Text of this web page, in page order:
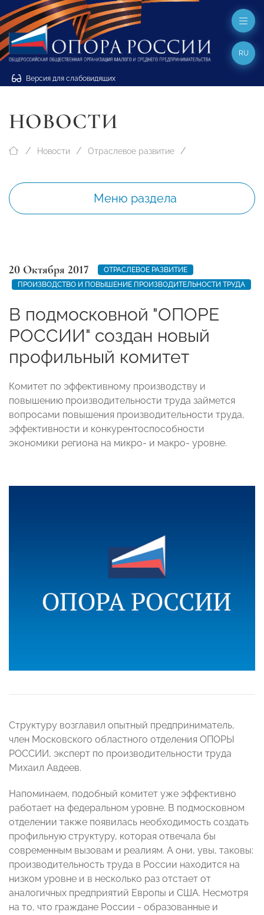
Версия для слабовидящих
RU
НОВОСТИ
Новости Отраслевое развитие
Меню раздела
20 Октября 2017
ОТРАСЛЕВОЕ РАЗВИТИЕ
ПРОИЗВОДСТВО И ПОВЫШЕНИЕ ПРОИЗВОДИТЕЛЬНОСТИ ТРУДА
В подмосковной "ОПОРЕ
РОССИИ" создан новый
профильный комитет
Комитет по эффективному производству и
повышению производительности труда займется
вопросами повышения производительности труда,
эффективности и конкурентоспособности
экономики региона на микро- и макро- уровне.
Структуру возглавил опытный предприниматель,
член Московского областного отделения ОПОРЫ
РОССИИ, эксперт по производительности труда
Михаил Авдеев.
Напоминаем, подобный комитет уже эффективно
работает на федеральном уровне. В подмосковном
отделении также появилась необходимость создать
профильную структуру, которая отвечала бы
современным вызовам и реалиям. А они, увы, таковы:
производительность труда в России находится на
низком уровне и в несколько раз отстает от
аналогичных предприятий Европы и США. Несмотря
на то, что граждане России - образованные и